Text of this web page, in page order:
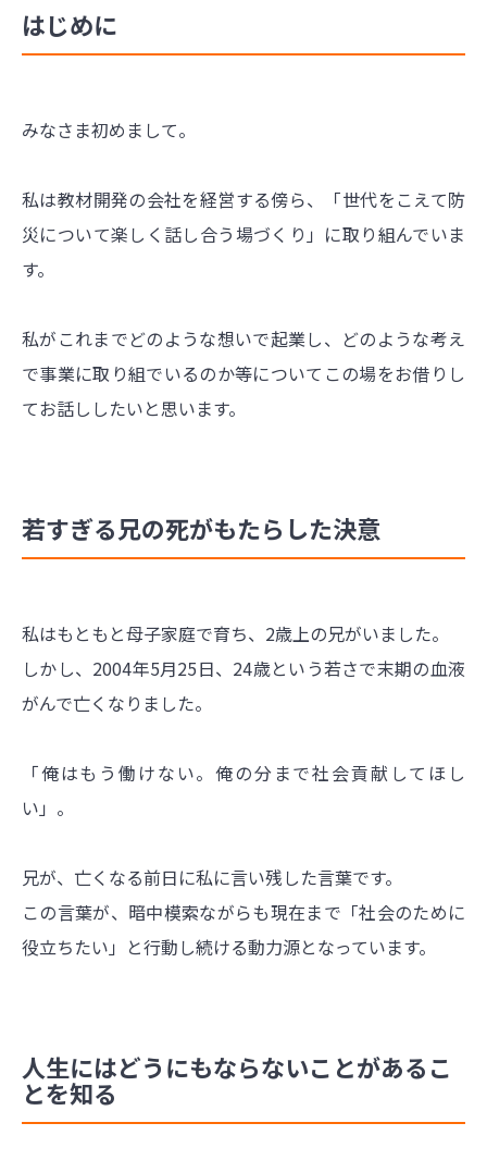
はじめに
みなさま初めまして。
私は教材開発の会社を経営する傍ら、「世代をこえて防
災について楽しく話し合う場づくり」に取り組んでいま
す。
私がこれまでどのような想いで起業し、どのような考え
で事業に取り組でいるのか等についてこの場をお借りし
てお話ししたいと思います。
若すぎる兄の死がもたらした決意
私はもともと母子家庭で育ち、2歳上の兄がいました。
しかし、2004年5月25日、24歳という若さで末期の血液
がんで亡くなりました。
「俺はもう働けない。俺の分まで社会貢献してほし
い」。
兄が、亡くなる前日に私に言い残した言葉です。
この言葉が、暗中模索ながらも現在まで「社会のために
役立ちたい」と行動し続ける動力源となっています。
人生にはどうにもならないことがあるこ
とを知る